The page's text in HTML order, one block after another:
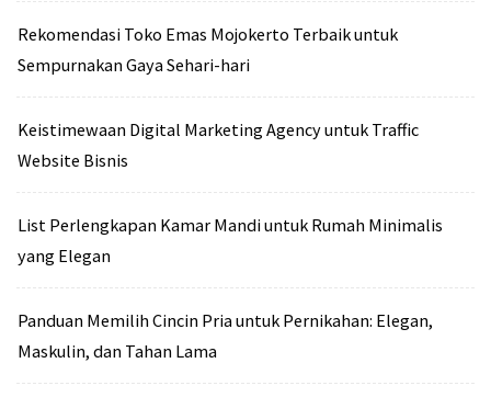
Rekomendasi Toko Emas Mojokerto Terbaik untuk
Sempurnakan Gaya Sehari-hari
Keistimewaan Digital Marketing Agency untuk Traffic
Website Bisnis
List Perlengkapan Kamar Mandi untuk Rumah Minimalis
yang Elegan
Panduan Memilih Cincin Pria untuk Pernikahan: Elegan,
Maskulin, dan Tahan Lama